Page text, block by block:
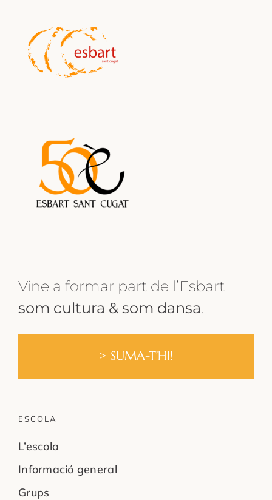
Vine a formar part de l’Esbart
som cultura & som dansa.
> SUMA-T’HI!
ESCOLA
L’escola
Informació general
Grups